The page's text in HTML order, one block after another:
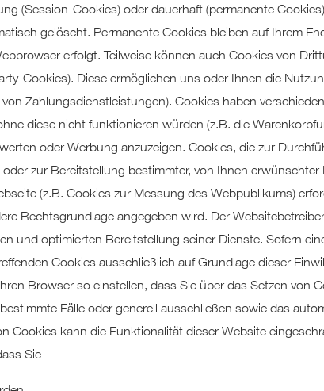
(Session-Cookies) oder dauerhaft (permanente
gelöscht. Permanente Cookies bleiben auf Ihrem
erfolgt. Teilweise können auch Cookies von
Cookies). Diese ermöglichen uns oder Ihnen die
Zahlungsdienstleistungen). Cookies haben
diese nicht funktionieren würden (z.B. die
oder Werbung anzuzeigen. Cookies, die zur
zur Bereitstellung bestimmter, von Ihnen
(z.B. Cookies zur Messung des Webpublikums)
Rechtsgrundlage angegeben wird. Der
und optimierten Bereitstellung seiner Dienste. Sofern
Cookies ausschließlich auf Grundlage dieser
Browser so einstellen, dass Sie über das Setzen von
Fälle oder generell ausschließen sowie das
Cookies kann die Funktionalität dieser Website
Sie